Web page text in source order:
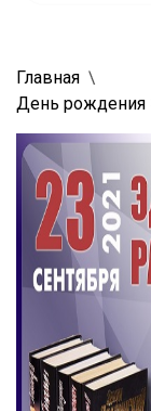
Главная
День рождения